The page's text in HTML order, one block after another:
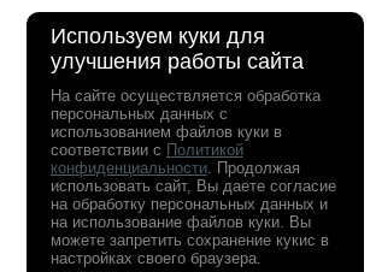
Используем куки для
улучшения работы сайта
На сайте осуществляется обработка
персональных данных с
использованием файлов куки в
соответствии с Политикой
конфиденциальности. Продолжая
использовать сайт, Вы даете согласие
на обработку персональных данных и
на использование файлов куки. Вы
можете запретить сохранение кукис в
настройках своего браузера.